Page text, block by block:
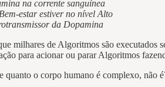
corrente sanguínea
estar estiver no nível Alto
da Dopamina
milhares de Algoritmos são executados
para acionar ou parar Algoritmos
quanto o corpo humano é complexo, não